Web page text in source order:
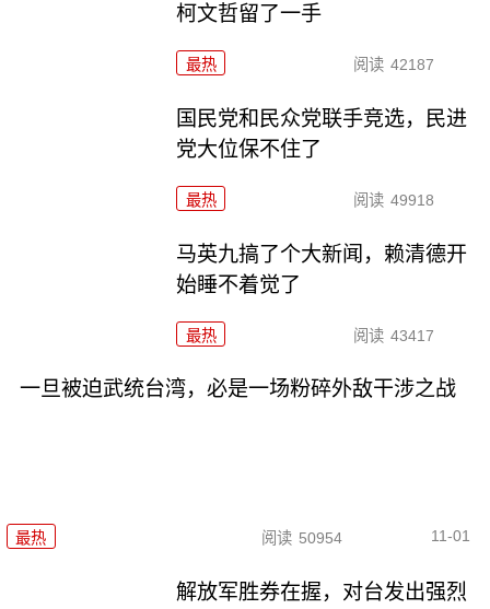
柯文哲留了一手
最热 阅读 42187
国民党和民众党联手竞选，民进
党大位保不住了
最热 阅读 49918
马英九搞了个大新闻，赖清德开
始睡不着觉了
最热 阅读 43417
一旦被迫武统台湾，必是一场粉碎外敌干涉之战
最热 阅读 50954 11-01
解放军胜券在握，对台发出强烈